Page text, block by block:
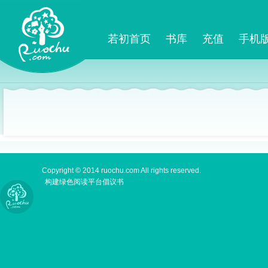
若初首页 书库 充值 手机
Copyright © 2014 ruochu.com All rights reserved.
构建绿色阅读平台倡议书